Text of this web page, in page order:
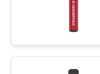
CALIDAD
vaina